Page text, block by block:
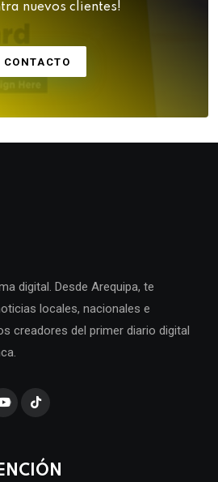
nuevos clientes!
CONTACTO
digital. Desde Arequipa, te
locales, nacionales e
creadores del primer diario digital